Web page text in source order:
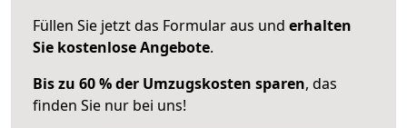
Füllen Sie jetzt das Formular aus und erhalten
Sie kostenlose Angebote.
Bis zu 60 % der Umzugskosten sparen, das
finden Sie nur bei uns!